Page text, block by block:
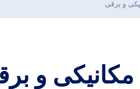
و برقی
و